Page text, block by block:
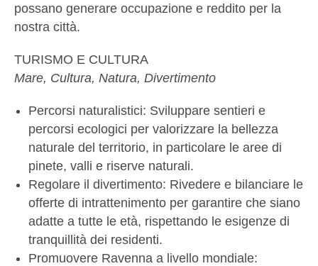
possano generare occupazione e reddito per la
nostra città.
TURISMO E CULTURA
Mare, Cultura, Natura, Divertimento
Percorsi naturalistici: Sviluppare sentieri e
percorsi ecologici per valorizzare la bellezza
naturale del territorio, in particolare le aree di
pinete, valli e riserve naturali.
Regolare il divertimento: Rivedere e bilanciare le
offerte di intrattenimento per garantire che siano
adatte a tutte le età, rispettando le esigenze di
tranquillità dei residenti.
Promuovere Ravenna a livello mondiale: